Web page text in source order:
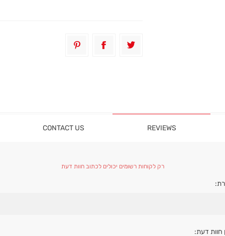
REVIEWS
CONTACT US
רק לקוחות רשומים יכולים לכתוב חוות דעת
חוות דעת: